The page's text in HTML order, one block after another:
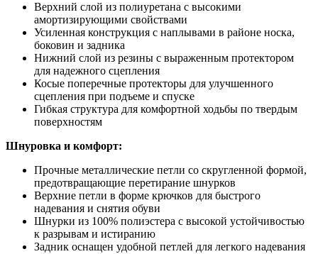
Верхний слой из полиуретана с высокими
амортизирующими свойствами
Усиленная конструкция с наплывами в районе носка,
боковин и задника
Нижний слой из резины с выраженным протектором
для надежного сцепления
Косые поперечные протекторы для улучшенного
сцепления при подъеме и спуске
Гибкая структура для комфортной ходьбы по твердым
поверхностям
Шнуровка и комфорт:
Прочные металлические петли со скругленной формой,
предотвращающие перетирание шнурков
Верхние петли в форме крючков для быстрого
надевания и снятия обуви
Шнурки из 100% полиэстера с высокой устойчивостью
к разрывам и истиранию
Задник оснащен удобной петлей для легкого надевания